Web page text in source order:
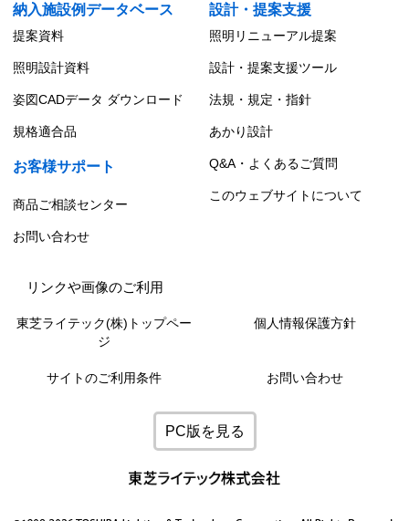
納入施設例データベース
設計・提案支援
提案資料 照明リニューアル提案
照明設計資料 設計・提案支援ツール
姿図CADデータ ダウンロード 法規・規定・指針
規格適合品 あかり設計
お客様サポート Q&A・よくあるご質問
商品ご相談センター
このウェブサイトについて
お問い合わせ
リンクや画像のご利用
東芝ライテック(株)トップペー
ジ
個人情報保護方針
サイトのご利用条件 お問い合わせ
PC版を見る